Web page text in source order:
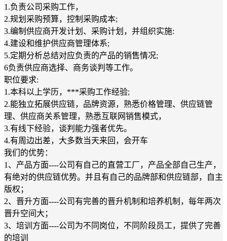
1.负责公司采购工作，
2.规划采购预算，控制采购成本;
3.编制供应商开发计划、采购计划，并组织实施:
4.建设和维护供应商管理体系;
5.定期分析总结对应负责的产品的销售情况;
6负责供应商选择、商务谈判等工作。
职位要求:
1.本科以上学历，***采购工作经验;
2.能独立拓展供应链，品牌资源，熟悉价格管理、供应链管
理、供应商关系管理，熟悉互联网销售模式，
3.有线下经验，谈判能力强者优先。
4.有周边出差，大多数当天来回，会开车
我们的优势：
1、产品方面----公司有自己的直营工厂，产品全部自己生产，
有绝对的供应链优势。并且有自己的品牌部和供应链部，自主
版权；
2、晋升方面----公司有完善的晋升机制和培养机制，每年两次
晋升空间大；
3、培训方面----公司为不同岗位，不同阶段员工，提供了完善
的培训